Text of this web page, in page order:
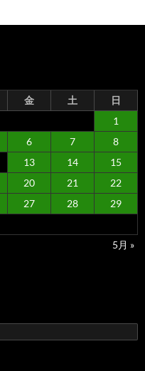
金 土
日
1
6 7
8
13 14
15
20 21
22
27 28
29
5月 »